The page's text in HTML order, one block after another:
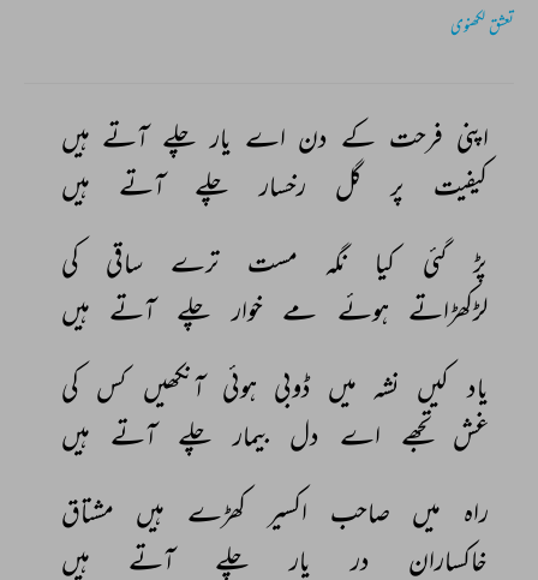
تعشق لکھنوی
اپنی فرحت کے دن اے یار چلے آتے ہیں
کیفیت
پر گل رخسار چلے آتے
ہیں
پڑ
گئی کیا نگہ مست ترے ساقی
کی
لڑکھڑاتے ہوئے مے خوار چلے آتے ہیں
یاد کیں نشہ میں ڈوبی ہوئی آنکھیں کس کی
غش تجھے اے دل بیمار چلے آتے ہیں
راہ
میں صاحب اکسیر کھڑے ہیں
مشتاق
خاکساران
در یار چلے آتے
ہیں